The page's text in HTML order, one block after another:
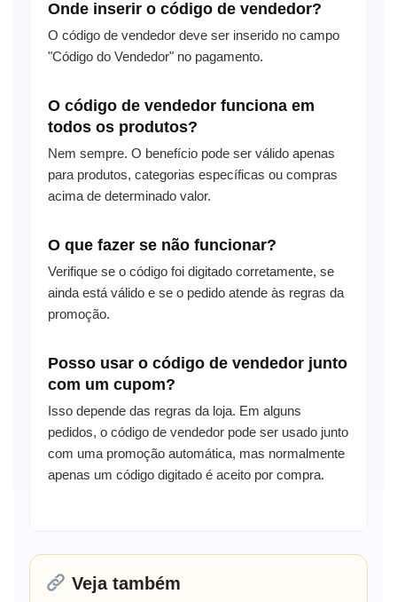
Onde inserir o código de vendedor?
O código de vendedor deve ser inserido no campo
"Código do Vendedor" no pagamento.
O código de vendedor funciona em
todos os produtos?
Nem sempre. O benefício pode ser válido apenas
para produtos, categorias específicas ou compras
acima de determinado valor.
O que fazer se não funcionar?
Verifique se o código foi digitado corretamente, se
ainda está válido e se o pedido atende às regras da
promoção.
Posso usar o código de vendedor junto
com um cupom?
Isso depende das regras da loja. Em alguns
pedidos, o código de vendedor pode ser usado junto
com uma promoção automática, mas normalmente
apenas um código digitado é aceito por compra.
Veja também